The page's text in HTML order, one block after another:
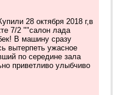
28 октября 2018 г,в
7/2 ""салон лада
В машину сразу
вытерпеть ужасное
по середине зала
приветливо улыбчиво